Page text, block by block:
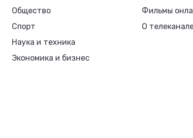
Общество
Спорт
Наука и техника
Экономика и бизнес
Фильмы
О